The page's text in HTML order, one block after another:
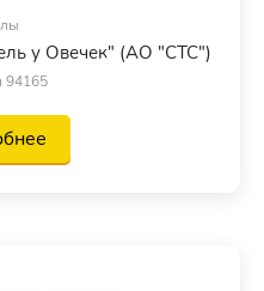
у Овечек" (АО "СТС")
94165